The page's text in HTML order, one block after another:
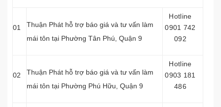
01
Thuận Phát hỗ trợ báo giá và tư vấn làm
mái tôn tại Phường Tân Phú, Quận 9
Hotline
0901 742
092
02
Thuận Phát hỗ trợ báo giá và tư vấn làm
mái tôn tại Phường Phú Hữu, Quận 9
Hotline
0903 181
486